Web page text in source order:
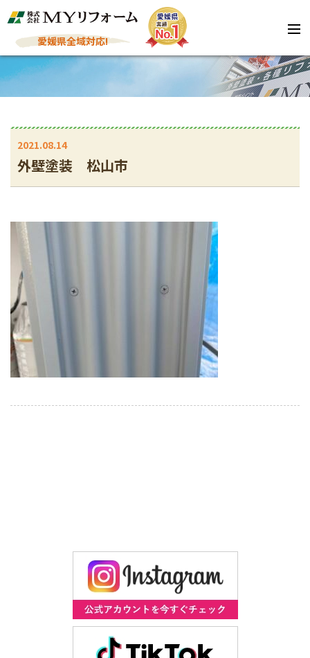
愛媛県全域対応!
2021.08.14
外壁塗装 松山市